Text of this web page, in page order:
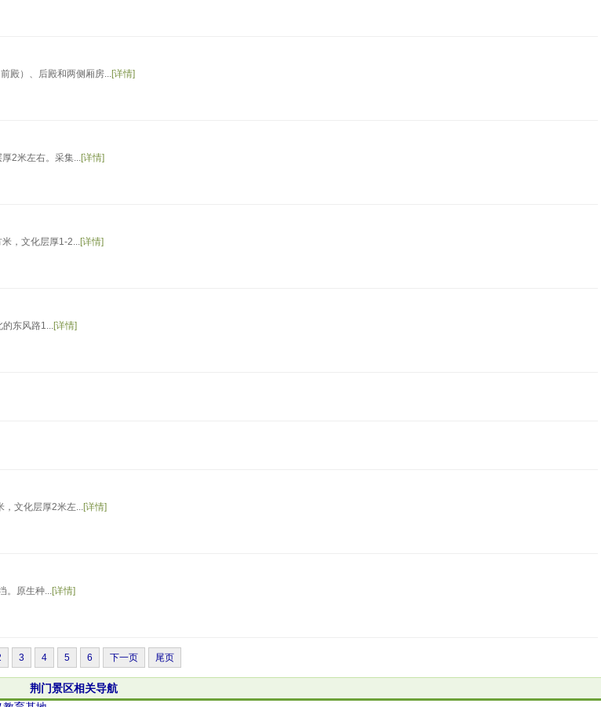
殿）、后殿和两侧厢房...[详情]
2米左右。采集...[详情]
，文化层厚1-2...[详情]
东风路1...[详情]
，文化层厚2米左...[详情]
。原生种...[详情]
3 4 5 6 下一页 尾页
荆门景区相关导航